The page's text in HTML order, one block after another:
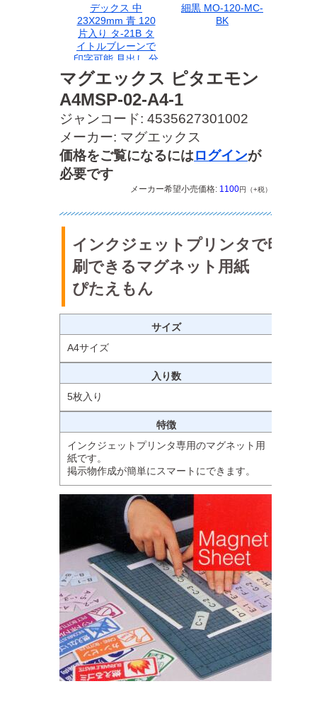
マグエックス ピタエモン
A4MSP-02-A4-1
ジャンコード: 4535627301002
メーカー: マグエックス
価格をご覧になるにはログインが
必要です
メーカー希望小売価格: 1100円（+税）
インクジェットプリンタで印
刷できるマグネット用紙
ぴたえもん
サイズ
A4サイズ
入り数
5枚入り
特徴
インクジェットプリンタ専用のマグネット用
紙です。
掲示物作成が簡単にスマートにできます。
デックス 中
23X29mm 青 120
片入り タ-21B タ
イトルブレーンで
印字可能 見出し 分
細黒 MO-120-MC-
BK